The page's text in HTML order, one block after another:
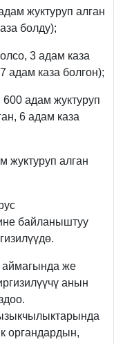
жуктуруп алган
болду);
3 адам каза
адам каза болгон);
600 адам жуктуруп
6 адам каза
жуктуруп алган
байланыштуу
аймагында же
анын
органдардын,